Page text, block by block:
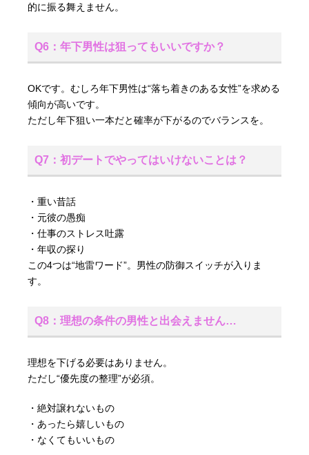
的に振る舞えません。
Q6：年下男性は狙ってもいいですか？
OKです。むしろ年下男性は“落ち着きのある女性”を求める
傾向が高いです。
ただし年下狙い一本だと確率が下がるのでバランスを。
Q7：初デートでやってはいけないことは？
・重い昔話
・元彼の愚痴
・仕事のストレス吐露
・年収の探り
この4つは“地雷ワード”。男性の防御スイッチが入りま
す。
Q8：理想の条件の男性と出会えません…
理想を下げる必要はありません。
ただし“優先度の整理”が必須。
・絶対譲れないもの
・あったら嬉しいもの
・なくてもいいもの